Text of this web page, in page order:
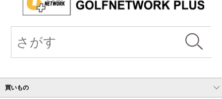
買いもの